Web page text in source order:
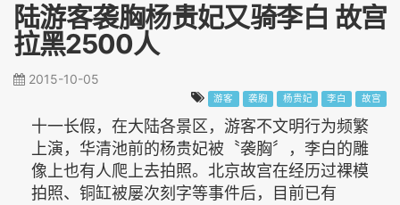
陆游客袭胸杨贵妃又骑李白 故宫
拉黑2500人
2015-10-05
游客 袭胸 杨贵妃 李白 故宫
十一长假，在大陆各景区，游客不文明行为频繁
上演，华清池前的杨贵妃被〝袭胸〞，李白的雕
像上也有人爬上去拍照。北京故宫在经历过裸模
拍照、铜缸被屡次刻字等事件后，目前已有